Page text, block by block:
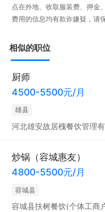
点在外地、收取服装费、押金
费用的信息均有欺诈嫌疑，请
相似的职位
厨师
4500-5500元/月
雄县
河北雄安故居槐餐饮管理
炒锅（容城惠友）
4800-5500元/月
容城县
容城县扶树餐饮(个体工商